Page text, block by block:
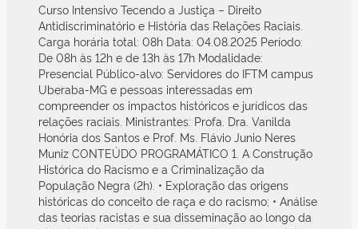
Curso Intensivo Tecendo a Justiça – Direito
Antidiscriminatório e História das Relações Raciais.
Carga horária total: 08h Data: 04.08.2025 Período:
De 08h às 12h e de 13h às 17h Modalidade:
Presencial Público-alvo: Servidores do IFTM campus
Uberaba-MG e pessoas interessadas em
compreender os impactos históricos e jurídicos das
relações raciais. Ministrantes: Profa. Dra. Vanilda
Honória dos Santos e Prof. Ms. Flávio Junio Neres
Muniz CONTEÚDO PROGRAMÁTICO 1. A Construção
Histórica do Racismo e a Criminalização da
População Negra (2h). • Exploração das origens
históricas do conceito de raça e do racismo; • Análise
das teorias racistas e sua disseminação ao longo da